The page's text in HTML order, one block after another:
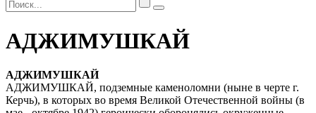
АДЖИМУШКАЙ
АДЖИМУШКАЙ
АДЖИМУШКАЙ, подземные каменоломни (ныне в черте г.
Керчь), в которых во время Великой Отечественной войны (в